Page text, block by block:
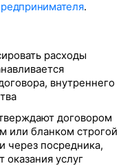
.
расходы
внутреннего
договором
или бланком строгой
через посредника,
услуг